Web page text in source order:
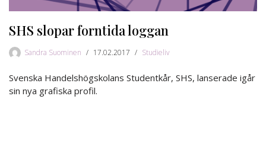
SHS slopar forntida loggan
Sandra Suominen 17.02.2017 Studieliv
Svenska Handelshögskolans Studentkår, SHS, lanserade igår
sin nya grafiska profil.